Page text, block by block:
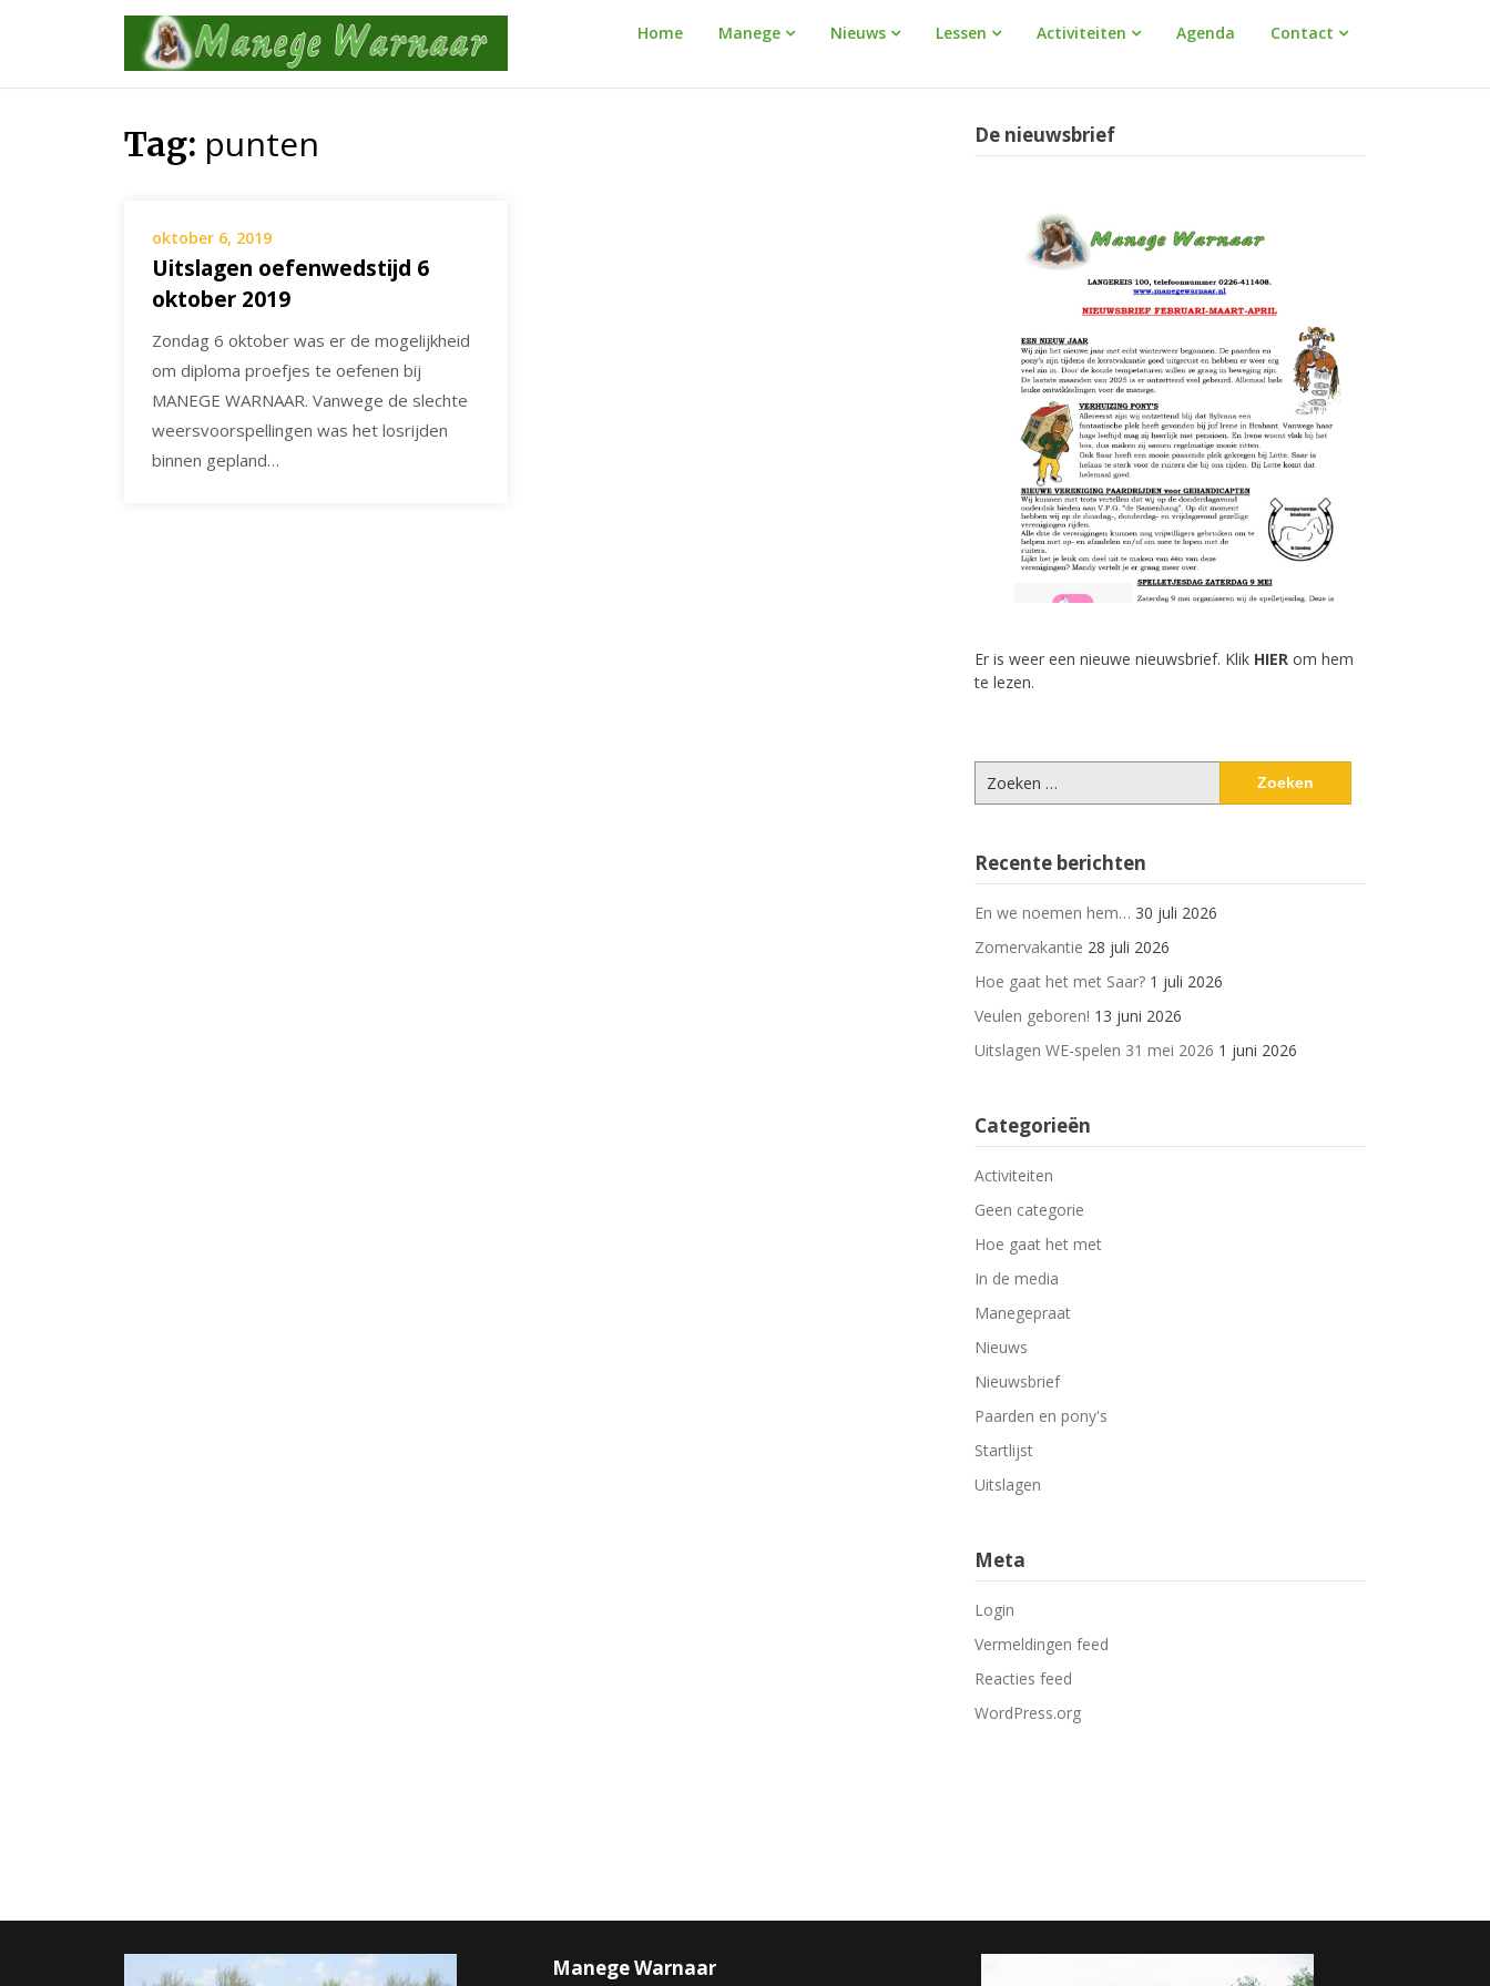
Home Manege Nieuws Lessen Activiteiten Agenda Contact
Tag: punten
oktober 6, 2019
Uitslagen oefenwedstijd 6
oktober 2019
Zondag 6 oktober was er de mogelijkheid
om diploma proefjes te oefenen bij
MANEGE WARNAAR. Vanwege de slechte
weersvoorspellingen was het losrijden
binnen gepland…
De nieuwsbrief
Er is weer een nieuwe nieuwsbrief. Klik HIER om hem
te lezen.
naar:
Recente berichten
En we noemen hem… 30 juli 2026
Zomervakantie 28 juli 2026
Hoe gaat het met Saar? 1 juli 2026
Veulen geboren! 13 juni 2026
Uitslagen WE-spelen 31 mei 2026 1 juni 2026
Categorieën
Activiteiten
Geen categorie
Hoe gaat het met
In de media
Manegepraat
Nieuws
Nieuwsbrief
Paarden en pony's
Startlijst
Uitslagen
Meta
Login
Vermeldingen feed
Reacties feed
WordPress.org
Manege Warnaar